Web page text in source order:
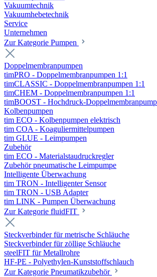
Vakuumtechnik
Vakuumhebetechnik
Service
Unternehmen
Zur Kategorie Pumpen
Doppelmembranpumpen
timPRO - Doppelmembranpumpen 1:1
timCLASSIC - Doppelmembranpumpen 1:1
timCHEM - Doppelmembranpumpen 1:1
timBOOST - Hochdruck-
Kolbenpumpen
tim ECO - Kolbenpumpen elektrisch
tim COA - Koaguliermittelpumpen
tim GLUE - Leimpumpen
Zubehör
tim ECO - Materialstaudruckregler
Zubehör pneumatische Leimpumpe
Intelligente Überwachung
tim TRON - Intelligenter Sensor
tim TRON - USB Adapter
tim LINK - Pumpen Überwachung
Zur Kategorie fluidFIT
Steckverbinder für metrische Schläuche
Steckverbinder für zöllige Schläuche
steelFIT für Metallrohre
HF-PE - Polyethylen-Kunststoffschlauch
Zur Kategorie Pneumatikzubehör